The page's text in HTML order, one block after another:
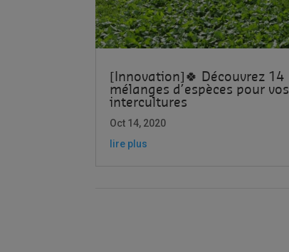
[Innovation]🍀 Découvrez 14
mélanges d’espèces pour vos
intercultures
Oct 14, 2020
lire plus